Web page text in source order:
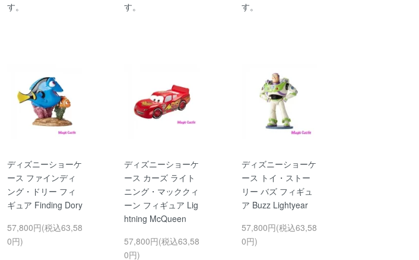
す。
す。
す。
ディズニーショーケ
ース ファインディ
ング・ドリー フィ
ギュア Finding Dory
57,800円(税込63,58
0円)
ディズニーショーケ
ース カーズ ライト
ニング・マッククィ
ーン フィギュア Lig
htning McQueen
57,800円(税込63,58
0円)
ディズニーショーケ
ース トイ・ストー
リー バズ フィギュ
ア Buzz Lightyear
57,800円(税込63,58
0円)